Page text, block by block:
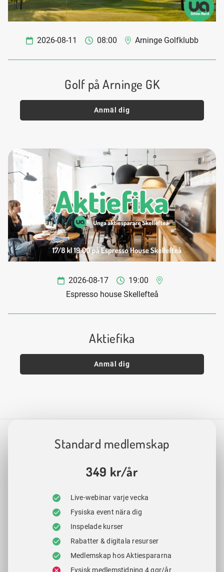
2026-08-11 08:00 Arninge Golfklubb
Golf på Arninge GK
Anmäl dig
2026-08-17
19:00
Espresso house Skellefteå
Aktiefika
Anmäl dig
Standard medlemskap
349 kr/år
Live-webinar varje vecka
Fysiska event nära dig
Inspelade kurser
Rabatter & digitala resurser
Medlemskap hos Aktiespararna
Fysisk medlemstidning 4 ggr/år